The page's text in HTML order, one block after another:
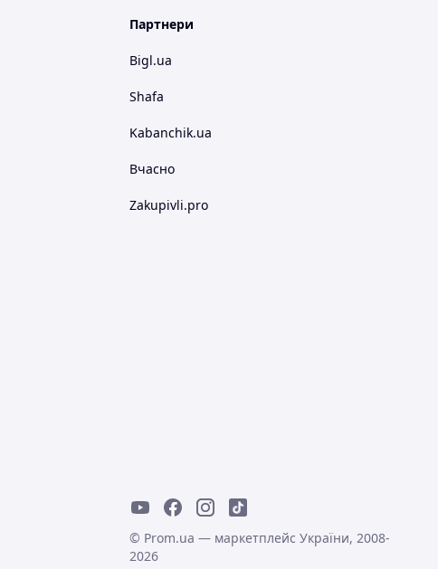
Партнери
Bigl.ua
Shafa
Kabanchik.ua
Вчасно
Zakupivli.pro
© Prom.ua — маркетплейс України, 2008-
2026